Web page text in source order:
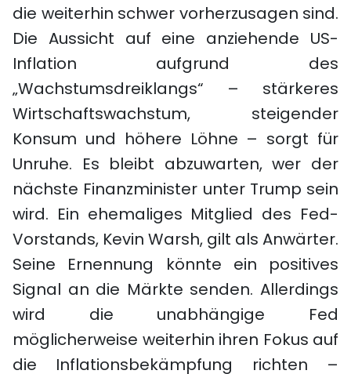
die weiterhin schwer vorherzusagen sind.
Die Aussicht auf eine anziehende US-
Inflation aufgrund des
„Wachstumsdreiklangs“ – stärkeres
Wirtschaftswachstum, steigender
Konsum und höhere Löhne – sorgt für
Unruhe. Es bleibt abzuwarten, wer der
nächste Finanzminister unter Trump sein
wird. Ein ehemaliges Mitglied des Fed-
Vorstands, Kevin Warsh, gilt als Anwärter.
Seine Ernennung könnte ein positives
Signal an die Märkte senden. Allerdings
wird die unabhängige Fed
möglicherweise weiterhin ihren Fokus auf
die Inflationsbekämpfung richten –